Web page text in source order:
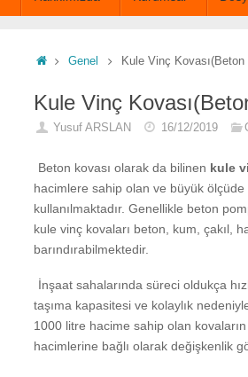
Genel Kule Vinç Kovası(Beton
Kule Vinç
Yusuf ARSLAN 16/12/2019
Beton kovası olarak da bilinen kule
hacimlere sahip olan ve büyük
kullanılmaktadır. Genellikle beton
kule vinç kovaları beton, kum, çakıl,
barındırabilmektedir.
İnşaat sahalarında süreci oldukça
taşıma kapasitesi ve kolaylık
1000 litre hacime sahip olan kovaların
hacimlerine bağlı olarak değişkenlik